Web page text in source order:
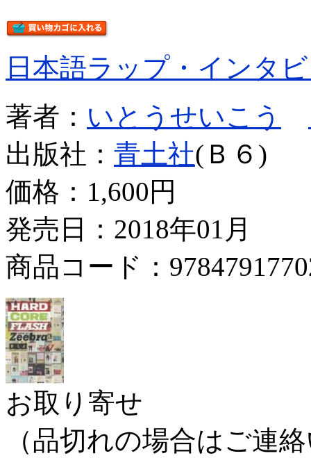
日本語ラップ・インタ
著者： いとうせいこう
出版社： 青土社(Ｂ６)
価格： 1,600円
発売日：2018年01月
商品コード：
お取り寄せ
（品切れの場合はご連